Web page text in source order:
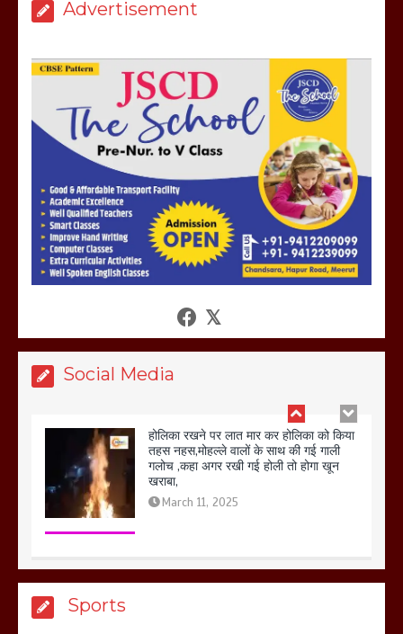
Advertisement
Social Media
मेरठ सुराजकुंड शमशान घाट में चिता से अस्थि
उठाकर खाते कुत्ते का वीडियो इंटरनेट पर जमकर
हो रहा वायरल
March 6, 2025
होलिका रखने पर लात मार कर होलिका को किया
तहस नहस,मोहल्ले वालों के साथ की गई गाली
गलोच ,कहा अगर रखी गई होली तो होगा खून
खराबा,
March 11, 2025
आखिर क्यों जैनुल सालीकिन को शहर काजी नहीं
Sports